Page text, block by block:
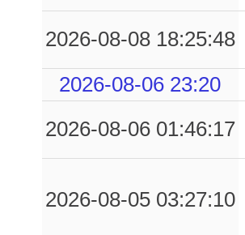
0.08
VNN
0.07
SIN
0.05
ROT7
2026-08-08 18:25:48
2026-08-06 23:20
2026-08-06 01:46:17
2026-08-05 03:27:10